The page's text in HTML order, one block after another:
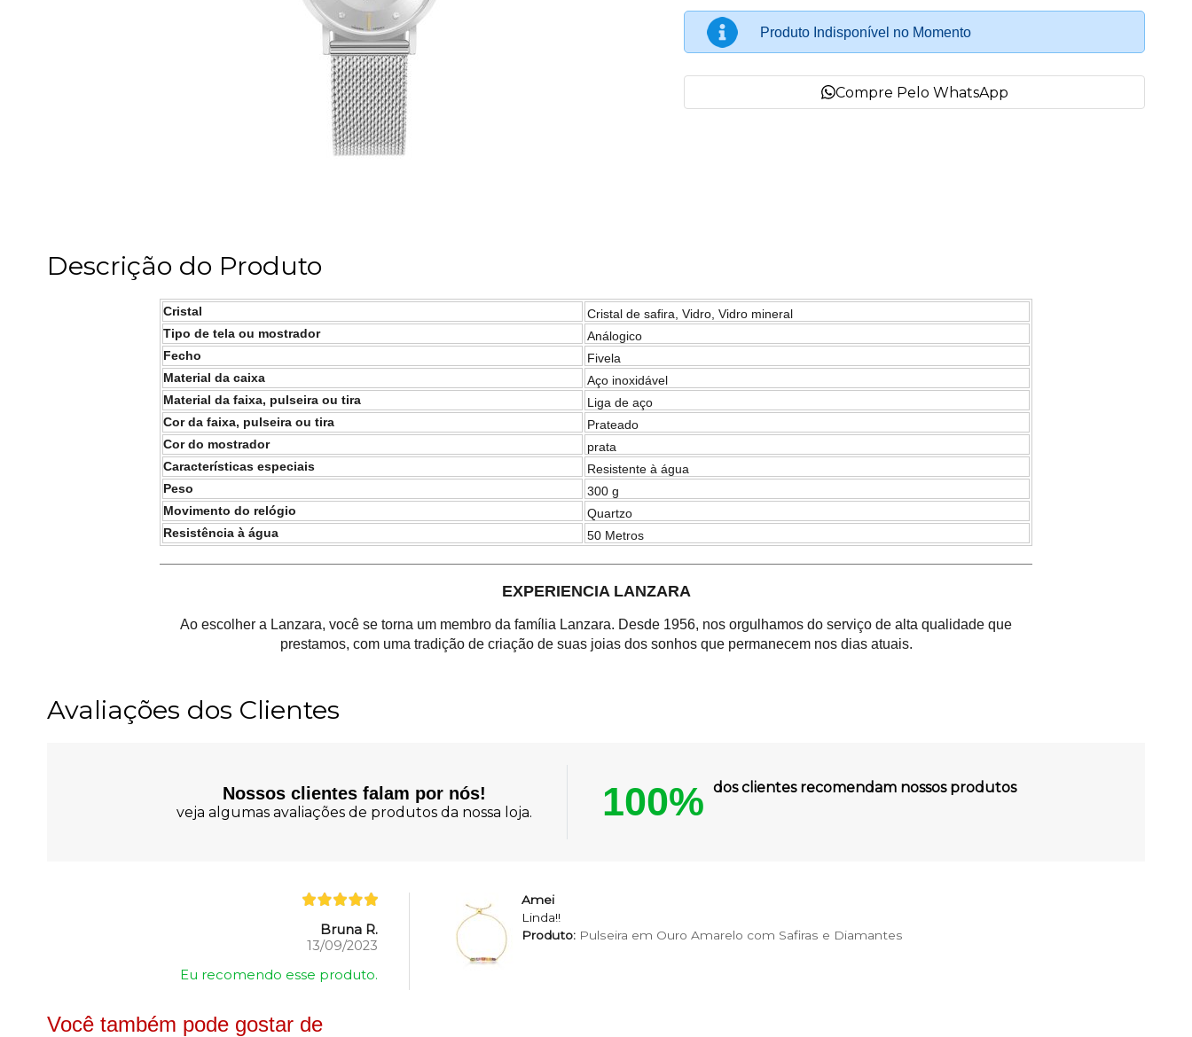
Produto Indisponível no Momento
Compre Pelo WhatsApp
Descrição do Produto
Cristal
Cristal de safira, Vidro, Vidro mineral
Tipo de tela ou mostrador
Análogico
Fecho
Fivela
Material da caixa
Aço inoxidável
Material da faixa, pulseira ou tira
Liga de aço
Cor da faixa, pulseira ou tira
Prateado
Cor do mostrador
prata
Características especiais
Resistente à água
Peso
300 g
Movimento do relógio
Quartzo
Resistência à água
50 Metros
EXPERIENCIA LANZARA
Ao escolher a Lanzara, você se torna um membro da família Lanzara. Desde 1956, nos orgulhamos do serviço de alta qualidade que
prestamos, com uma tradição de criação de suas joias dos sonhos que permanecem nos dias atuais.
Avaliações dos Clientes
Nossos clientes falam por nós!
veja algumas avaliações de produtos da nossa loja. 100% dos clientes recomendam nossos produtos
Bruna R.
13/09/2023
Eu recomendo esse produto.
Amei
Linda!!
Produto:Pulseira em Ouro Amarelo com Safiras e Diamantes
Você também pode gostar de